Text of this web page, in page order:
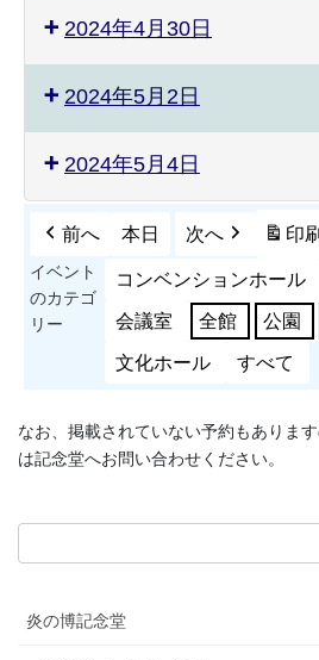
2024年4月30日
2024年5月2日
2024年5月4日
前へ 本日 次へ 印刷
イベント
のカテゴ
リー
コンベンションホール
会議室 全館 公園
文化ホール すべて
なお、掲載されていない予約もありま
は記念堂へお問い合わせください。
炎の博記念堂